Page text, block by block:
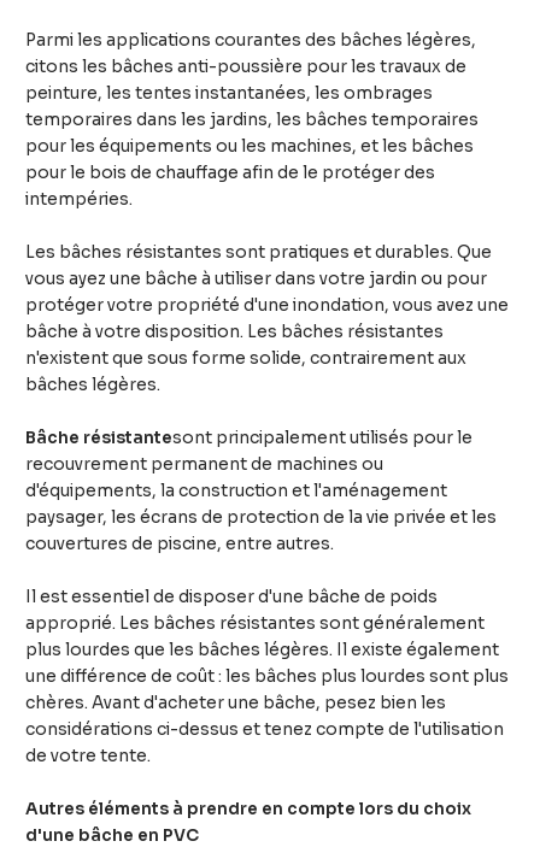
Parmi les applications courantes des bâches légères,
citons les bâches anti-poussière pour les travaux de
peinture, les tentes instantanées, les ombrages
temporaires dans les jardins, les bâches temporaires
pour les équipements ou les machines, et les bâches
pour le bois de chauffage afin de le protéger des
intempéries.
Les bâches résistantes sont pratiques et durables. Que
vous ayez une bâche à utiliser dans votre jardin ou pour
protéger votre propriété d'une inondation, vous avez une
bâche à votre disposition. Les bâches résistantes
n'existent que sous forme solide, contrairement aux
bâches légères.
Bâche résistantesont principalement utilisés pour le
recouvrement permanent de machines ou
d'équipements, la construction et l'aménagement
paysager, les écrans de protection de la vie privée et les
couvertures de piscine, entre autres.
Il est essentiel de disposer d'une bâche de poids
approprié. Les bâches résistantes sont généralement
plus lourdes que les bâches légères. Il existe également
une différence de coût : les bâches plus lourdes sont plus
chères. Avant d'acheter une bâche, pesez bien les
considérations ci-dessus et tenez compte de l'utilisation
de votre tente.
Autres éléments à prendre en compte lors du choix
d'une bâche en PVC